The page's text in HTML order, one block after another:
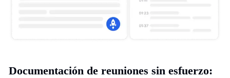
Documentación de reuniones sin esfuerzo: